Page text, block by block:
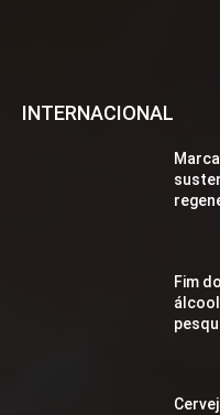
INTERNACIONAL
Fim